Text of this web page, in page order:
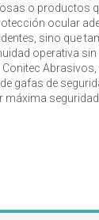
o productos
ocular
sino que
operativa sin
Conitec
gafas de
máxima